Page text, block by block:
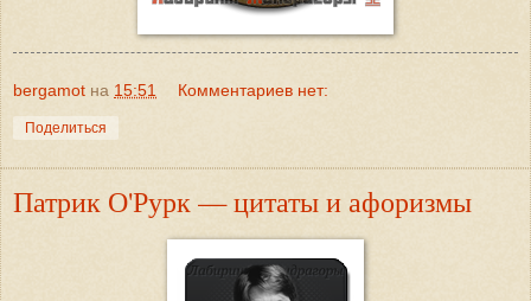
bergamot на 15:51 Комментариев нет:
Поделиться
Патрик О'Рурк — цитаты и афоризмы